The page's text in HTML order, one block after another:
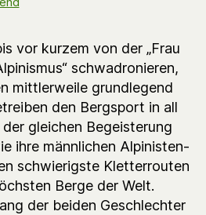
vor kurzem von der „Frau
schwadronieren,
mittlerweile grundlegend
den Bergsport in all
gleichen Begeisterung
ihre männlichen Alpinisten-
schwierigste Kletterrouten
Berge der Welt.
der beiden Geschlechter